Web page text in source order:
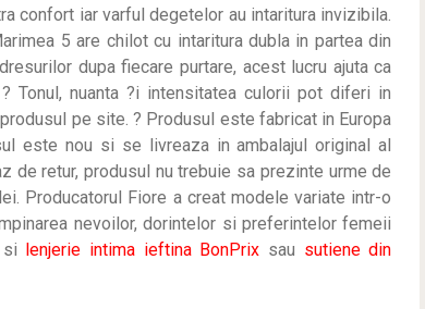
confort iar varful degetelor au intaritura invizibila.
5 are chilot cu intaritura dubla in partea din
dupa fiecare purtare, acest lucru ajuta ca
Tonul, nuanta ?i intensitatea culorii pot diferi in
pe site. ? Produsul este fabricat in Europa
este nou si se livreaza in ambalajul original al
de retur, produsul nu trebuie sa prezinte urme de
. Producatorul Fiore a creat modele variate intr-o
nevoilor, dorintelor si preferintelor femeii
lenjerie intima ieftina BonPrix sau sutiene din